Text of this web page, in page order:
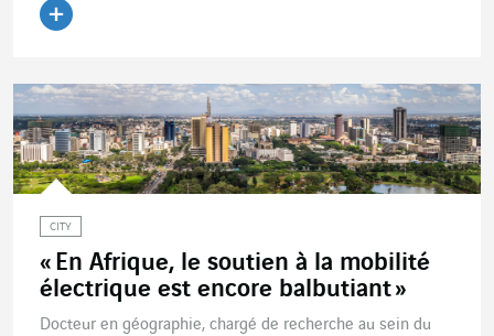
CITY
« En Afrique, le soutien à la mobilité
électrique est encore balbutiant »
Docteur en géographie, chargé de recherche au sein du